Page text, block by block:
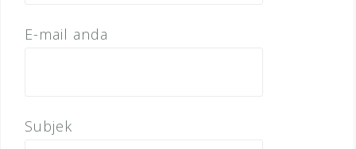
E-mail anda
Subjek